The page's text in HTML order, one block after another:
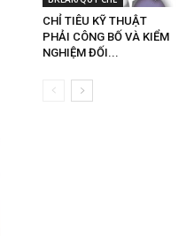
CHỈ TIÊU KỸ THUẬT
PHẢI CÔNG BỐ VÀ KIỂM
NGHIỆM ĐỐI...